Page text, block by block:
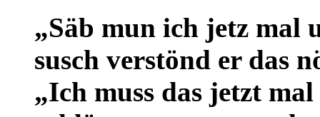
„Säb mun ich jetz mal
susch verstönd er das
„Ich muss das jetzt